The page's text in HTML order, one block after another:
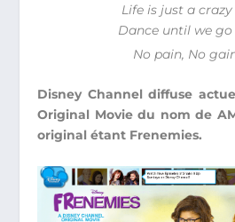
Life is just a
Dance until we go
No pain, No
Disney Channel diffuse
Original Movie du nom de
original étant Frenemies.